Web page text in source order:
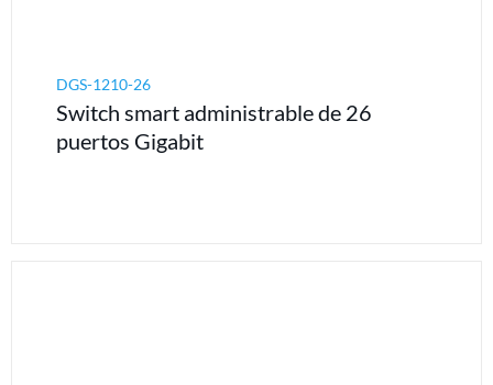
DGS-1210-26
Switch smart administrable de 26
puertos Gigabit